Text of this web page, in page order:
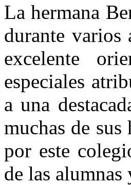
La hermana
durante varios
excelente
especiales
a una
muchas de sus
por este
de las